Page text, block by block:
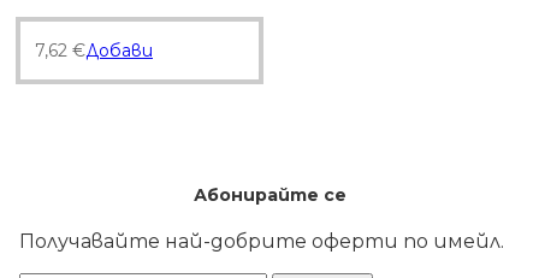
7,62 €Добави
Абонирайте се
Получавайте най-добрите оферти по имейл.